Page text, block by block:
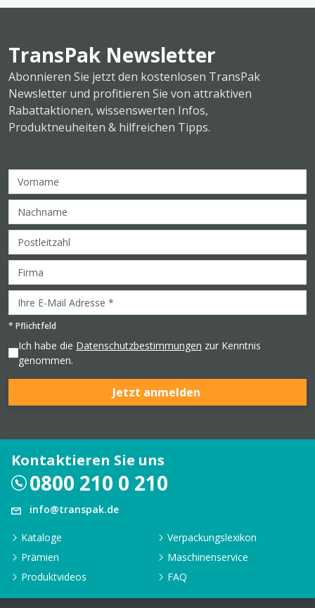
TransPak Newsletter
Abonnieren Sie jetzt den kostenlosen TransPak
Newsletter und profitieren Sie von attraktiven
Rabattaktionen, wissenswerten Infos,
Produktneuheiten & hilfreichen Tipps.
* Pflichtfeld
Ich habe die Datenschutzbestimmungen zur Kenntnis
genommen.
Jetzt anmelden
Kontaktieren Sie uns
0800 210 0 210
info@transpak.de
Kataloge
Verpackungslexikon
Prämien
Maschinenservice
Produktvideos
FAQ